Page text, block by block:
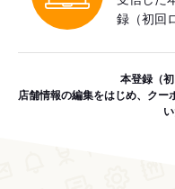
録（初回
本登録（初
店舗情報の編集をはじめ、クー